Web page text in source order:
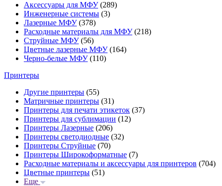
Аксессуары для МФУ(289)
Инженерные системы (3)
Лазерные МФУ(378)
Расходные материалы для МФУ(218)
Струйные МФУ(56)
Цветные лазерные МФУ(164)
Черно-белые МФУ(110)
Принтеры
Другие принтеры (55)
Матричные принтеры (31)
Принтеры для печати этикеток (37)
Принтеры для сублимации (12)
Принтеры Лазерные (206)
Принтеры светодиодные (32)
Принтеры Струйные (70)
Принтеры Широкоформатные (7)
Расходные материалы и аксессуары для принтеров (704)
Цветные принтеры (51)
Еще